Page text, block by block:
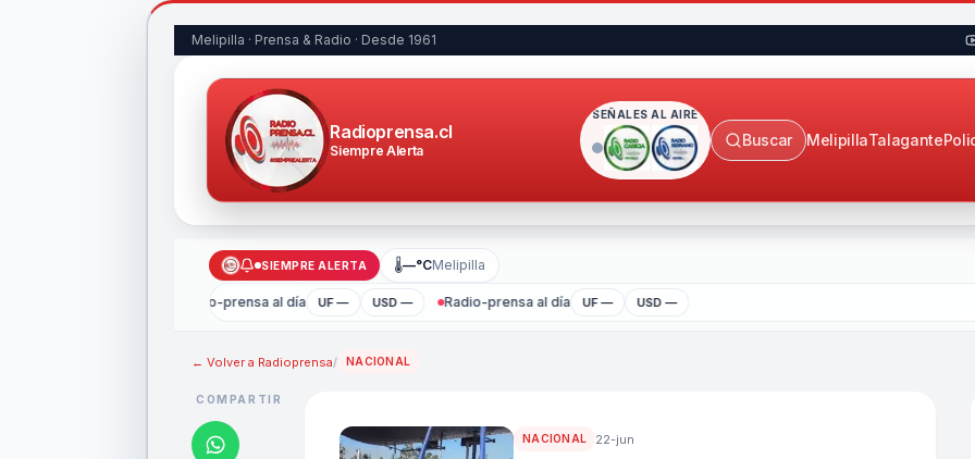
Melipilla · Prensa & Radio · Desde 1961
Radioprensa.cl
Siempre Alerta
SEÑALES AL AIRE
Buscar MelipillaTalagante
SIEMPRE ALERTA 🌡—°CMelipilla
Radio-prensa al día UF — USD — Radio-prensa al día UF — USD —
← Volver a Radioprensa/ NACIONAL
COMPARTIR
NACIONAL 22-jun